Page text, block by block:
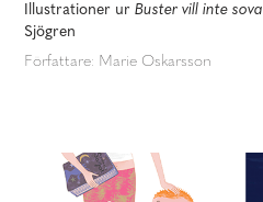
Illustrationer urBuster vill inte sova
Sjögren
Författare: Marie Oskarsson